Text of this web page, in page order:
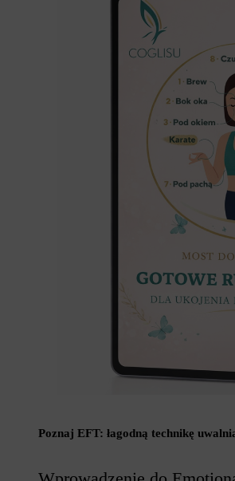
Poznaj EFT: łagodną technikę